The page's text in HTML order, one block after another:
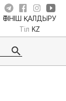
ӨТІНІШ ҚАЛДЫРУ
Тіл KZ